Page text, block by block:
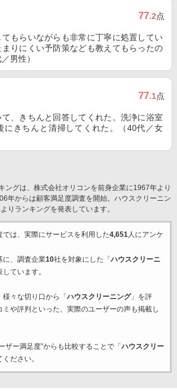
77.2点
もらいながらも非常に丁寧に処置してい
りにくい予防策なども教えてもらったの
男性）
77.1点
、きちんと回答してくれた。洗浄に浴室
にきちんと清掃してくれた。（40代／女
ングは、株式会社オリコンを前身企業に1967年より
年からは顧客満足度調査を開始。ハウスクリーニン
りランキングを発表しています。
では、実際にサービスを利用した4,651人にアンケ
に、調査企業10社を対象にした「 ハウスクリーニ
ています。
々な切り口から「 ハウスクリーニング」を評
や評判といった、実際のユーザーの声も掲載し
ザー満足度”からも比較することで「 ハウスクリー
ださい。